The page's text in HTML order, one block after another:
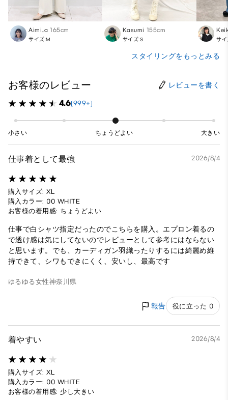
Aimi_a 165cm
サイズ:M
Kasumi 155cm
サイズ:S サイ
スタイリングをもっとみる
お客様のレビュー レビューを書く
4.6(999+)
小さい ちょうどよい 大きい
仕事着として最強 2026/8/4
購入サイズ: XL
購入カラー: 00 WHITE
お客様の着用感: ちょうどよい
仕事で白シャツ指定だったのでこちらを購入。エプロン着るの
で透け感は気にしてないのでレビューとして参考にはならない
と思います。でも、カーディガン羽織ったりするには綺麗め維
持できて、シワもできにくく、安いし、最高です
ゆるゆる女性神奈川県
報告 役に立った 0
着やすい 2026/8/4
購入サイズ: XL
購入カラー: 00 WHITE
お客様の着用感: 少し大きい